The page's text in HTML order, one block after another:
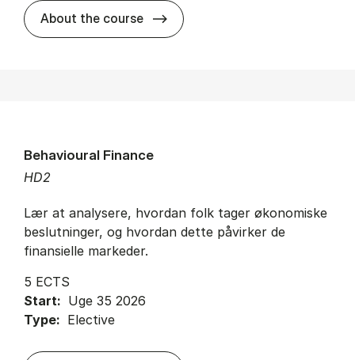
About the course about
HD2
Behavioural Finance
Lær at analysere, hvordan folk tager økonomiske
beslutninger, og hvordan dette påvirker de
finansielle markeder.
5 ECTS
Start: Uge 35 2026
Type: Elective